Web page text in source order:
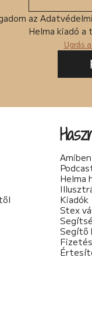
az
Helma kiadó
Ugrás
Helma
Kiadók
Stex
Segítő